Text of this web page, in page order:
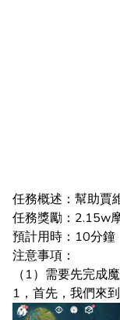
任務概述：幫助賈
任務獎勵：2.15w
預計用時：10分鐘
注意事項：
（1）需要先完成
1，首先，我們來